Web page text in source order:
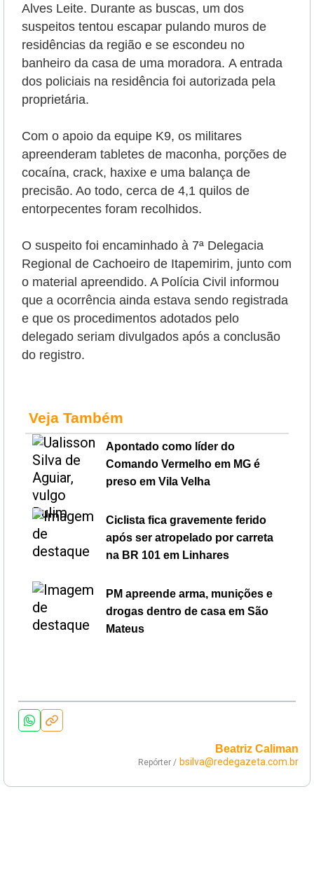
Alves Leite. Durante as buscas, um dos
suspeitos tentou escapar pulando muros de
residências da região e se escondeu no
banheiro da casa de uma moradora. A entrada
dos policiais na residência foi autorizada pela
proprietária.
Com o apoio da equipe K9, os militares
apreenderam tabletes de maconha, porções de
cocaína, crack, haxixe e uma balança de
precisão. Ao todo, cerca de 4,1 quilos de
entorpecentes foram recolhidos.
O suspeito foi encaminhado à 7ª Delegacia
Regional de Cachoeiro de Itapemirim, junto com
o material apreendido. A Polícia Civil informou
que a ocorrência ainda estava sendo registrada
e que os procedimentos adotados pelo
delegado seriam divulgados após a conclusão
do registro.
Veja Também
Apontado como líder do
Comando Vermelho em MG é
preso em Vila Velha
Ciclista fica gravemente ferido
após ser atropelado por carreta
na BR 101 em Linhares
PM apreende arma, munições e
drogas dentro de casa em São
Mateus
Beatriz Caliman
Repórter / bsilva@redegazeta.com.br